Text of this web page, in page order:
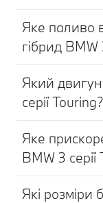
Яке паливо
гібрид BMW
Який двигун
серії Touring?
Яке
BMW 3
Які розміри